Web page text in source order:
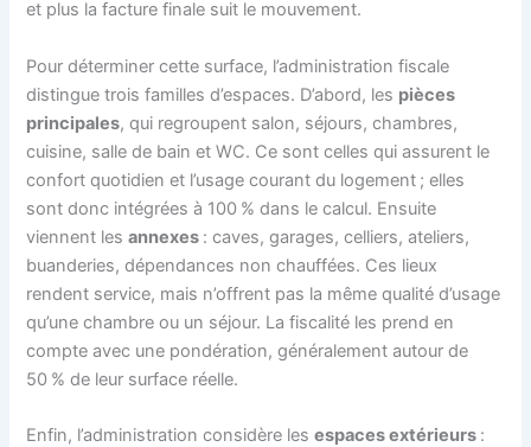
et plus la facture finale suit le mouvement.
Pour déterminer cette surface, l’administration fiscale
distingue trois familles d’espaces. D’abord, les pièces
principales, qui regroupent salon, séjours, chambres,
cuisine, salle de bain et WC. Ce sont celles qui assurent le
confort quotidien et l’usage courant du logement ; elles
sont donc intégrées à 100 % dans le calcul. Ensuite
viennent lesannexes : caves, garages, celliers, ateliers,
buanderies, dépendances non chauffées. Ces lieux
rendent service, mais n’offrent pas la même qualité d’usage
qu’une chambre ou un séjour. La fiscalité les prend en
compte avec une pondération, généralement autour de
50 % de leur surface réelle.
Enfin, l’administration considère lesespaces extérieurs :